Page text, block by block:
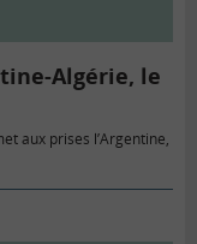
Algérie, le
aux prises l’Argentine,